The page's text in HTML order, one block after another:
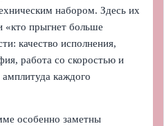
набором. Здесь их
«кто прыгнет больше
качество исполнения,
работа со скоростью и
каждого
особенно заметны